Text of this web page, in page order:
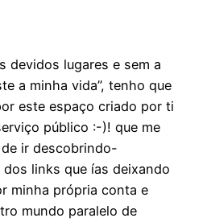
devidos lugares e sem a
a minha vida”, tenho que
este espaço criado por ti
público :-)! que me
ir descobrindo-
links que ías deixando
minha própria conta e
mundo paralelo de